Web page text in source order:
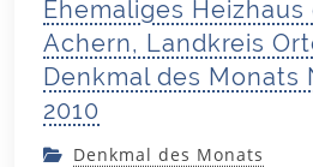
Ehemaliges
Achern, Landkreis
Denkmal des Monats
2010
Denkmal des Monats